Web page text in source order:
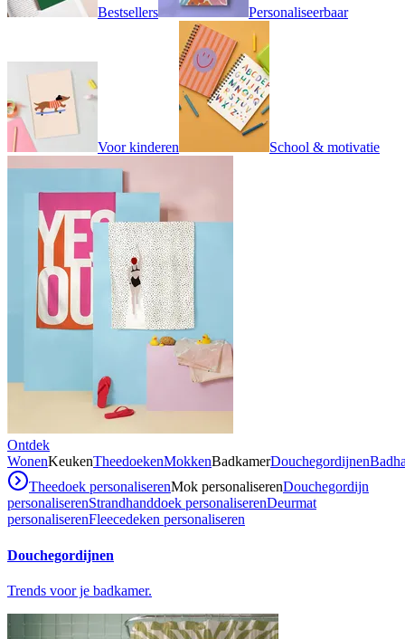
Bestsellers Personaliseerbaar
Voor kinderen School & motivatie
Ontdek
WonenKeukenTheedoekenMokkenBadkamerDouchegordijnen
Theedoek personaliserenMok personaliserenDouchegordijn
personaliserenStrandhanddoek personaliserenDeurmat
personaliserenFleecedeken personaliseren
Douchegordijnen
Trends voor je badkamer.